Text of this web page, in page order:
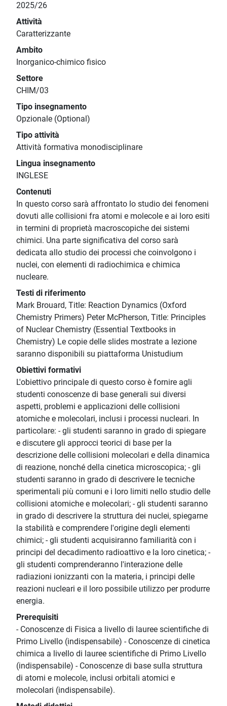
2025/26
Attività
Caratterizzante
Ambito
Inorganico-chimico fisico
Settore
CHIM/03
Tipo insegnamento
Opzionale (Optional)
Tipo attività
Attività formativa monodisciplinare
Lingua insegnamento
INGLESE
Contenuti
In questo corso sarà affrontato lo studio dei fenomeni
dovuti alle collisioni fra atomi e molecole e ai loro esiti
in termini di proprietà macroscopiche dei sistemi
chimici. Una parte significativa del corso sarà
dedicata allo studio dei processi che coinvolgono i
nuclei, con elementi di radiochimica e chimica
nucleare.
Testi di riferimento
Mark Brouard, Title: Reaction Dynamics (Oxford
Chemistry Primers) Peter McPherson, Title: Principles
of Nuclear Chemistry (Essential Textbooks in
Chemistry) Le copie delle slides mostrate a lezione
saranno disponibili su piattaforma Unistudium
Obiettivi formativi
L'obiettivo principale di questo corso è fornire agli
studenti conoscenze di base generali sui diversi
aspetti, problemi e applicazioni delle collisioni
atomiche e molecolari, inclusi i processi nucleari. In
particolare: - gli studenti saranno in grado di spiegare
e discutere gli approcci teorici di base per la
descrizione delle collisioni molecolari e della dinamica
di reazione, nonché della cinetica microscopica; - gli
studenti saranno in grado di descrivere le tecniche
sperimentali più comuni e i loro limiti nello studio delle
collisioni atomiche e molecolari; - gli studenti saranno
in grado di descrivere la struttura dei nuclei, spiegarne
la stabilità e comprendere l'origine degli elementi
chimici; - gli studenti acquisiranno familiarità con i
principi del decadimento radioattivo e la loro cinetica; -
gli studenti comprenderanno l'interazione delle
radiazioni ionizzanti con la materia, i principi delle
reazioni nucleari e il loro possibile utilizzo per produrre
energia.
Prerequisiti
- Conoscenze di Fisica a livello di lauree scientifiche di
Primo Livello (indispensabile) - Conoscenze di cinetica
chimica a livello di lauree scientifiche di Primo Livello
(indispensabile) - Conoscenze di base sulla struttura
di atomi e molecole, inclusi orbitali atomici e
molecolari (indispensabile).